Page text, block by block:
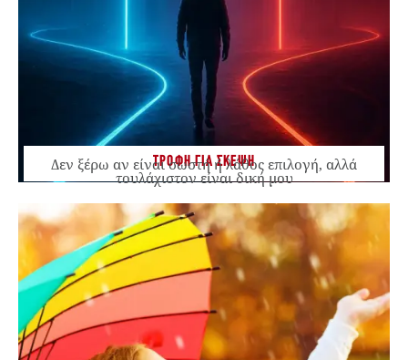
ΤΡΟΦΗ ΓΙΑ ΣΚΕΨΗ
Δεν ξέρω αν είναι σωστή ή λάθος επιλογή, αλλά
τουλάχιστον είναι δική μου